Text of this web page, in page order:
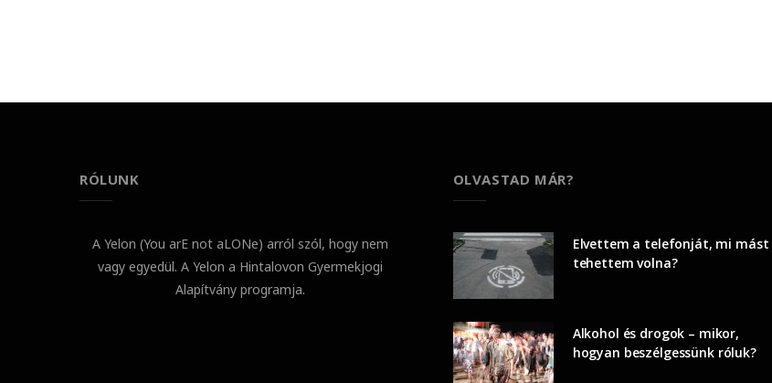
RÓLUNK
A Yelon (You arE not aLONe) arról szól, hogy nem
vagy egyedül. A Yelon a Hintalovon Gyermekjogi
Alapítvány programja.
OLVASTAD MÁR?
Elvettem a telefonját, mi mást
tehettem volna?
Alkohol és drogok – mikor,
hogyan beszélgessünk róluk?